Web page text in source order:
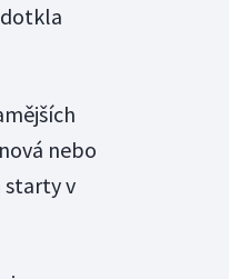
nebo
starty v